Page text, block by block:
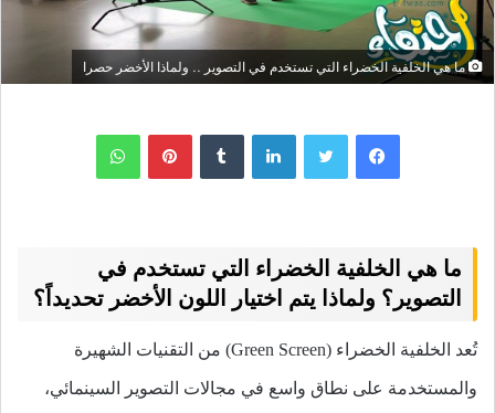
ما هي الخلفية الخضراء التي تستخدم في التصوير .. ولماذا الأخضر حصرا
لينكدإن ‏Tumblr بينتيريستواتساب
ما هي الخلفية الخضراء التي تستخدم في
التصوير؟ ولماذا يتم اختيار اللون الأخضر تحديداً؟
تُعد الخلفية الخضراء (Green Screen) من التقنيات الشهيرة
والمستخدمة على نطاق واسع في مجالات التصوير السينمائي،